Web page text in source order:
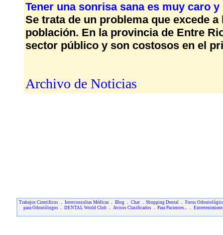
Tener una sonrisa sana es muy caro
Se trata de un problema que excede
población. En la provincia de Entre
sector público y son costosos en el
Archivo de Noticias
Trabajos Cientificos Interconsultas Médicas Blog Chat Shopping Dental
Foros
para Odontólogos
DENTAL World Club Avisos Clasificados Para Pacientes...